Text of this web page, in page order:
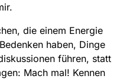
die einem Energie
haben, Dinge
führen, statt
Mach mal! Kennen